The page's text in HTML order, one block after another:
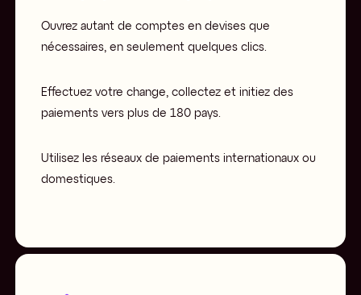
Ouvrez autant de comptes en devises que
nécessaires, en seulement quelques clics.
Effectuez votre change, collectez et initiez des
paiements vers plus de 180 pays.
Utilisez les réseaux de paiements internationaux ou
domestiques.